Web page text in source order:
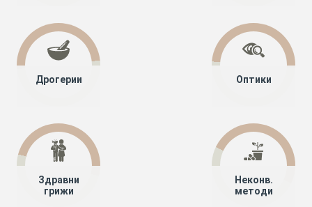
Дрогерии Оптики
Здравни
грижи
Неконв.
методи